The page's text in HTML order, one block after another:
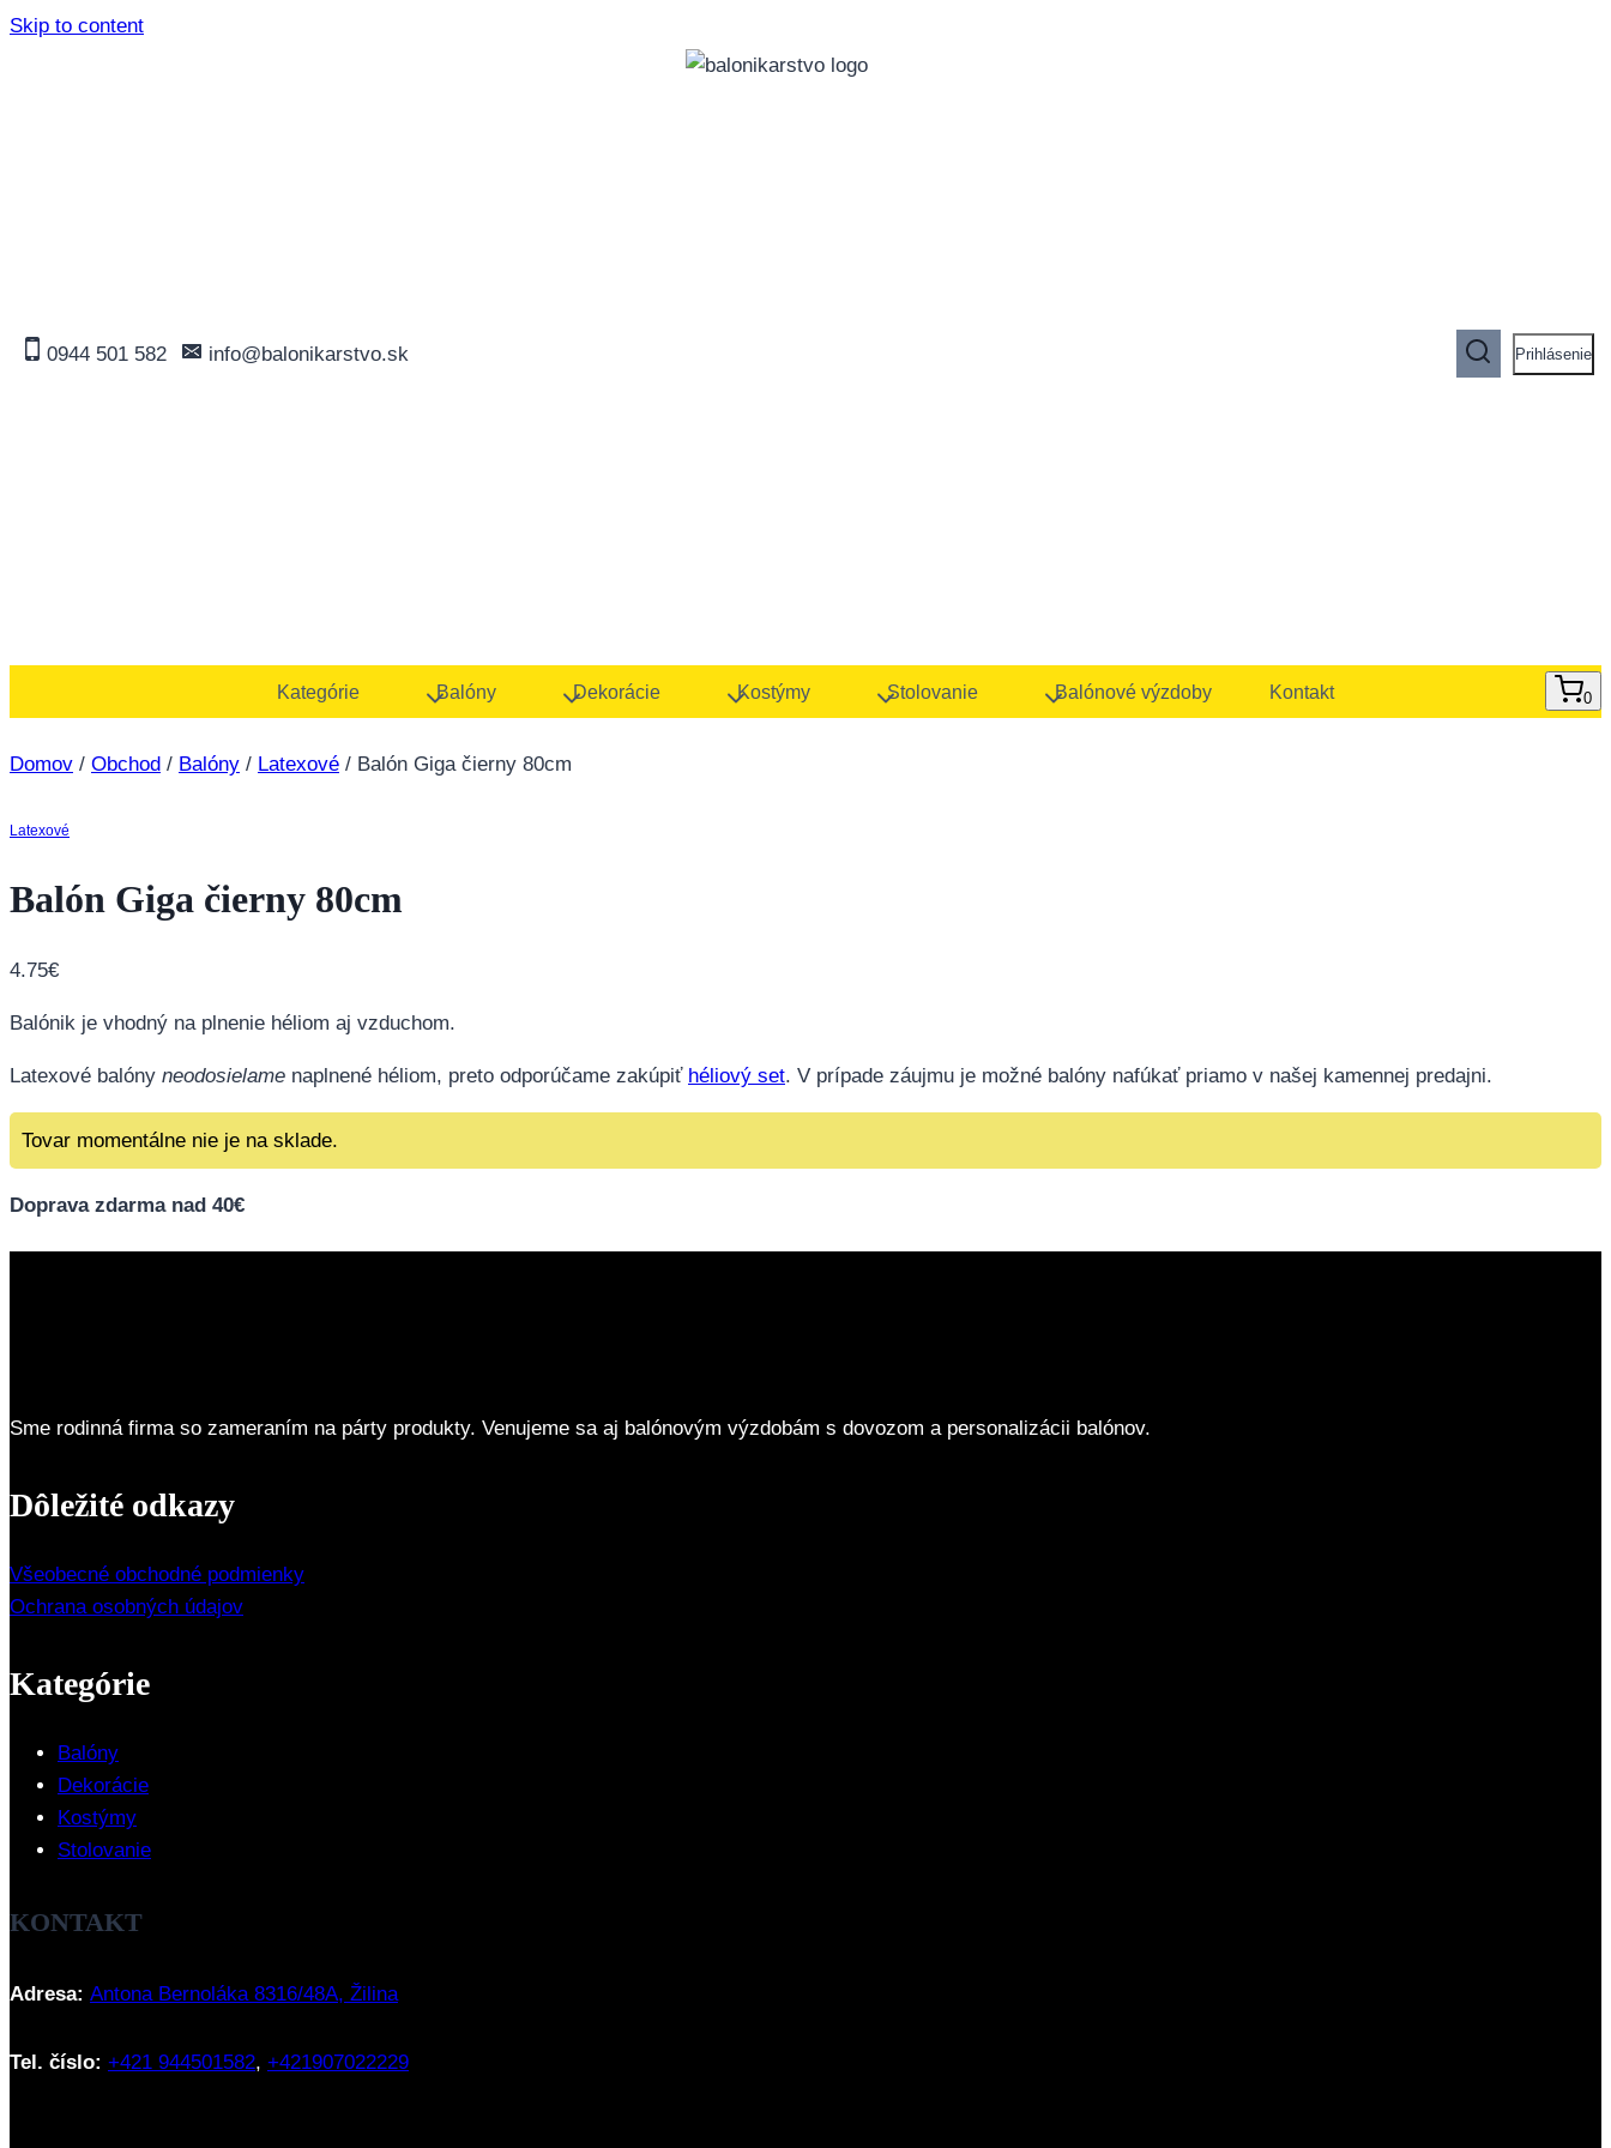
Skip to content
0944 501 582 info@balonikarstvo.sk Prihlásenie
Kategórie Balóny Dekorácie Kostýmy Stolovanie Balónové výzdoby Kontakt 0
Domov / Obchod / Balóny / Latexové / Balón Giga čierny 80cm
Latexové
Balón Giga čierny 80cm
4.75€
Balónik je vhodný na plnenie héliom aj vzduchom.
Latexové balóny neodosielame naplnené héliom, preto odporúčame zakúpiť héliový set. V prípade záujmu je možné balóny nafúkať priamo v našej kamennej predajni.
Tovar momentálne nie je na sklade.
Doprava zdarma nad 40€
Sme rodinná firma so zameraním na párty produkty. Venujeme sa aj balónovým výzdobám s dovozom a personalizácii balónov.
Dôležité odkazy
Všeobecné obchodné podmienky
Ochrana osobných údajov
Kategórie
Balóny
Dekorácie
Kostýmy
Stolovanie
KONTAKT
Adresa: Antona Bernoláka 8316/48A, Žilina
Tel. číslo: +421 944501582, +421907022229